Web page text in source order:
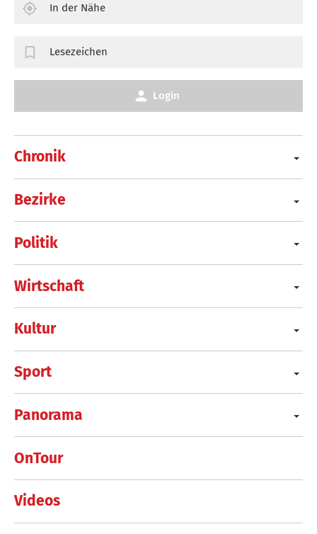
Chronik
Bezirke
Politik
Wirtschaft
Kultur
Sport
Panorama
OnTour
Videos
In der Nähe
Lesezeichen
Login